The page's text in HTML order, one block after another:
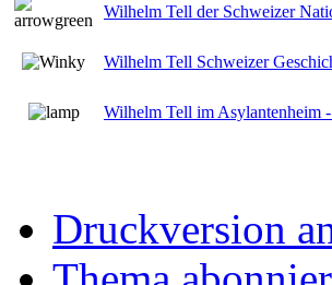
Wilhelm Tell der Schweizer
Wilhelm Tell Schweizer
Wilhelm Tell im Asylantenheim
Druckversion